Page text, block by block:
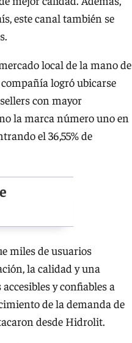
este canal también se
local de la mano de
logró ubicarse
con mayor
la marca número uno en
el 36,55% de
miles de usuarios
la calidad y una
y confiables a
de la demanda de
desde Hidrolit.